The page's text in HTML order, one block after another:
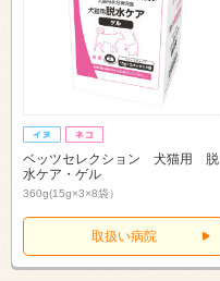
ベッツセレクション 犬猫用 脱
水ケア・ゲル
360g(15g×3×8袋）
取扱い病院